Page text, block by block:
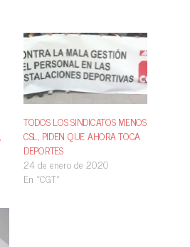
TODOS LOS SINDICATOS MENOS
CSL, PIDEN QUE AHORA TOCA
DEPORTES
24 de enero de 2020
En «CGT»